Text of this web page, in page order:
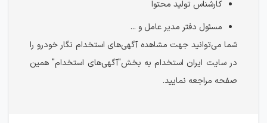
کارشناس تولید محتوا
مسئول دفتر مدیر عامل و ...
شما می‌توانید جهت مشاهده آگهی‌های استخدام نگار خودرو را
در سایت ایران استخدام به بخش"آگهی‌های استخدام" همین
صفحه مراجعه نمایید.